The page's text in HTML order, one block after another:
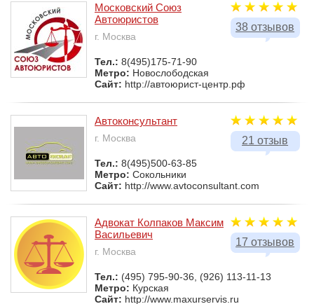
38 отзывов
Московский Союз
Автоюристов
г. Москва
Тел.: 8(495)175-71-90
Метро: Новослободская
Сайт: http://автоюрист-центр.рф
21 отзыв
Автоконсультант
г. Москва
Тел.: 8(495)500-63-85
Метро: Сокольники
Сайт: http://www.avtoconsultant.com
17 отзывов
Адвокат Колпаков Максим
Васильевич
г. Москва
Тел.: (495) 795-90-36, (926) 113-11-13
Метро: Курская
Сайт: http://www.maxurservis.ru